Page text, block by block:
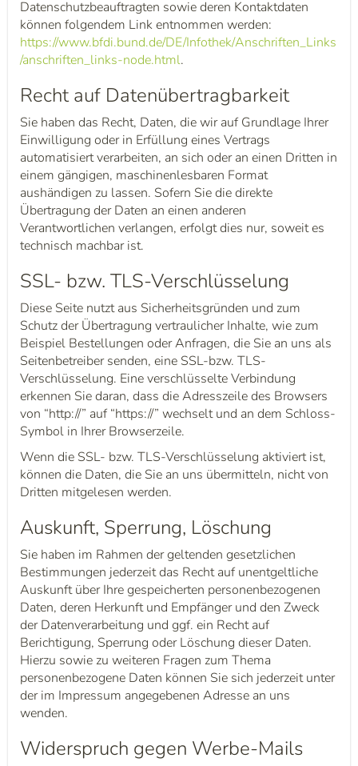
Datenschutzbeauftragten sowie deren Kontaktdaten
können folgendem Link entnommen werden:
https://www.bfdi.bund.de/DE/Infothek/Anschriften_Links
/anschriften_links-node.html.
Recht auf Datenübertragbarkeit
Sie haben das Recht, Daten, die wir auf Grundlage Ihrer
Einwilligung oder in Erfüllung eines Vertrags
automatisiert verarbeiten, an sich oder an einen Dritten in
einem gängigen, maschinenlesbaren Format
aushändigen zu lassen. Sofern Sie die direkte
Übertragung der Daten an einen anderen
Verantwortlichen verlangen, erfolgt dies nur, soweit es
technisch machbar ist.
SSL- bzw. TLS-Verschlüsselung
Diese Seite nutzt aus Sicherheitsgründen und zum
Schutz der Übertragung vertraulicher Inhalte, wie zum
Beispiel Bestellungen oder Anfragen, die Sie an uns als
Seitenbetreiber senden, eine SSL-bzw. TLS-
Verschlüsselung. Eine verschlüsselte Verbindung
erkennen Sie daran, dass die Adresszeile des Browsers
von “http://” auf “https://” wechselt und an dem Schloss-
Symbol in Ihrer Browserzeile.
Wenn die SSL- bzw. TLS-Verschlüsselung aktiviert ist,
können die Daten, die Sie an uns übermitteln, nicht von
Dritten mitgelesen werden.
Auskunft, Sperrung, Löschung
Sie haben im Rahmen der geltenden gesetzlichen
Bestimmungen jederzeit das Recht auf unentgeltliche
Auskunft über Ihre gespeicherten personenbezogenen
Daten, deren Herkunft und Empfänger und den Zweck
der Datenverarbeitung und ggf. ein Recht auf
Berichtigung, Sperrung oder Löschung dieser Daten.
Hierzu sowie zu weiteren Fragen zum Thema
personenbezogene Daten können Sie sich jederzeit unter
der im Impressum angegebenen Adresse an uns
wenden.
Widerspruch gegen Werbe-Mails